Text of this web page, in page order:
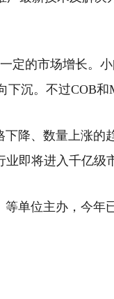
定的市场增长。
沉。不过COB
降、数量上涨
即将进入千亿级
单位主办，今